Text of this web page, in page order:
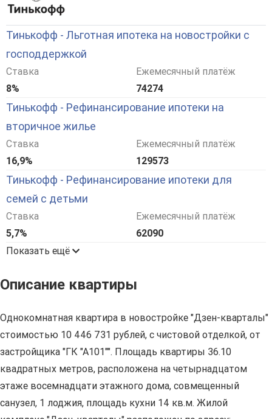
Тинькофф - Льготная ипотека на новостройки с
господдержкой
Ставка
8%
Ежемесячный платёж
74274
Тинькофф - Рефинансирование ипотеки на
вторичное жилье
Ставка
16,9%
Ежемесячный платёж
129573
Тинькофф - Рефинансирование ипотеки для
семей с детьми
Ставка
5,7%
Ежемесячный платёж
62090
Показать ещё
Описание квартиры
Однокомнатная квартира в новостройке "Дзен-кварталы"
стоимостью 10 446 731 рублей, с чистовой отделкой, от
застройщика "ГК "А101"". Площадь квартиры 36.10
квадратных метров, расположена на четырнадцатом
этаже восемнадцати этажного дома, совмещенный
санузел, 1 лоджия, площадь кухни 14 кв.м. Жилой